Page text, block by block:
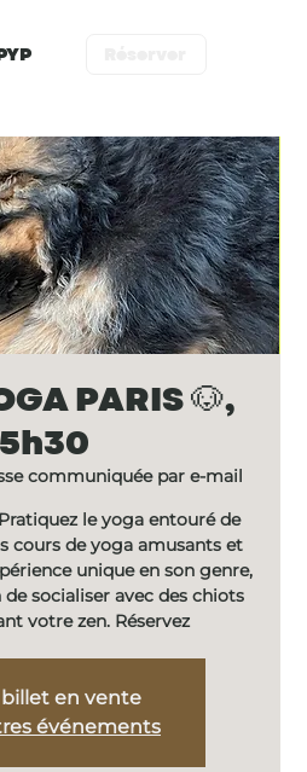
PARIS 🐶,
communiquée par e-mail
le yoga entouré de
cours de yoga amusants et
unique en son genre,
socialiser avec des chiots
votre zen. Réservez
en vente
événements